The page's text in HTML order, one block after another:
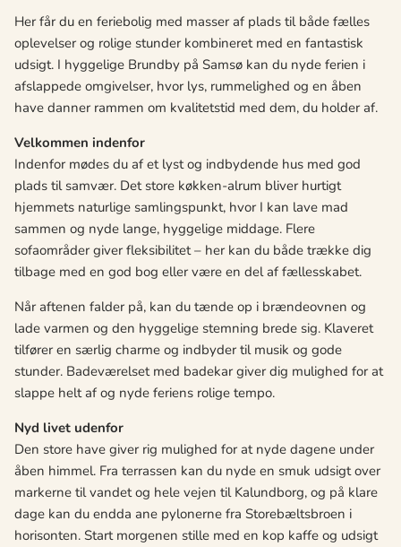
Her får du en feriebolig med masser af plads til både fælles
oplevelser og rolige stunder kombineret med en fantastisk
udsigt. I hyggelige Brundby på Samsø kan du nyde ferien i
afslappede omgivelser, hvor lys, rummelighed og en åben
have danner rammen om kvalitetstid med dem, du holder af.
Velkommen indenfor
Indenfor mødes du af et lyst og indbydende hus med god
plads til samvær. Det store køkken-alrum bliver hurtigt
hjemmets naturlige samlingspunkt, hvor I kan lave mad
sammen og nyde lange, hyggelige middage. Flere
sofaområder giver fleksibilitet – her kan du både trække dig
tilbage med en god bog eller være en del af fællesskabet.
Når aftenen falder på, kan du tænde op i brændeovnen og
lade varmen og den hyggelige stemning brede sig. Klaveret
tilfører en særlig charme og indbyder til musik og gode
stunder. Badeværelset med badekar giver dig mulighed for at
slappe helt af og nyde feriens rolige tempo.
Nyd livet udenfor
Den store have giver rig mulighed for at nyde dagene under
åben himmel. Fra terrassen kan du nyde en smuk udsigt over
markerne til vandet og hele vejen til Kalundborg, og på klare
dage kan du endda ane pylonerne fra Storebæltsbroen i
horisonten. Start morgenen stille med en kop kaffe og udsigt